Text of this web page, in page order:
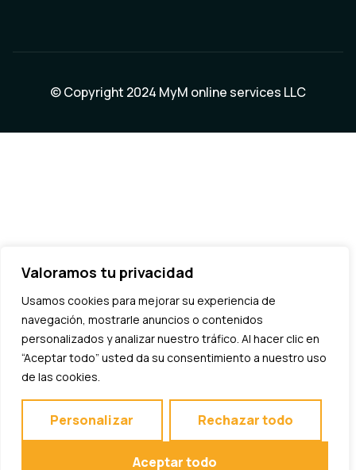
Valoramos tu privacidad
Usamos cookies para mejorar su experiencia de
navegación, mostrarle anuncios o contenidos
personalizados y analizar nuestro tráfico. Al hacer clic en
“Aceptar todo” usted da su consentimiento a nuestro uso
de las cookies.
Personalizar Rechazar todo
Aceptar todo
© Copyright 2024 MyM online services LLC